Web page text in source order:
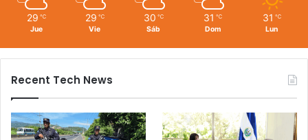
29 ℃
Jue
29 ℃
Vie
30 ℃
Sáb
31 ℃
Dom
31 ℃
Lun
Recent Tech News